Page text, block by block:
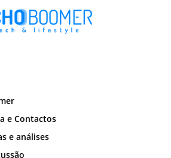
e Contactos
e análises